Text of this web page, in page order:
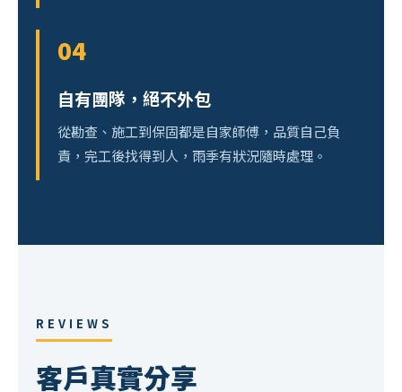
04
自有團隊，絕不外包
從勘查、施工到保固都是自家師傅，品質自己負
責，完工後找得到人，雨季有狀況隨時處理。
REVIEWS
客戶真實分享